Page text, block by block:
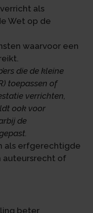
als
Wet op de
waarvoor een
die de kleine
toepassen of
verrichten,
ook voor
de
als erfgerechtigde
auteursrecht of
beter